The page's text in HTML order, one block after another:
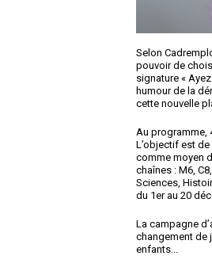
Selon
pouvoir de
signature «
humour de la
cette nouvelle
Au programme,
L’objectif est
comme moyen
chaînes : M6,
Sciences,
du 1er au 20
La campagne
changement de
enfants...